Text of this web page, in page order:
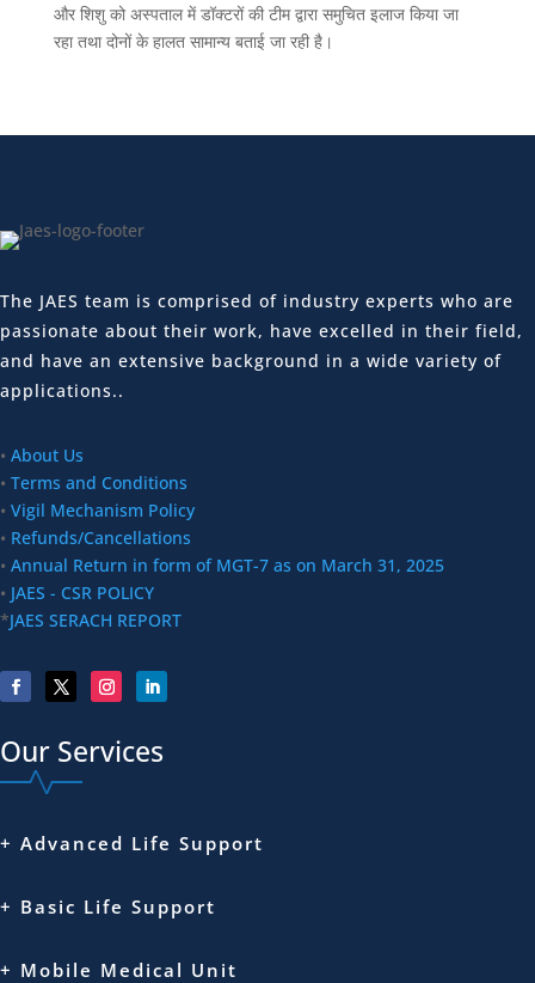
और शिशु को अस्पताल में डॉक्टरों की टीम द्वारा समुचित इलाज किया जा
रहा तथा दोनों के हालत सामान्य बताई जा रही है।
The JAES team is comprised of industry experts who are
passionate about their work, have excelled in their field,
and have an extensive background in a wide variety of
applications..
• About Us
• Terms and Conditions
• Vigil Mechanism Policy
• Refunds/Cancellations
• Annual Return in form of MGT-7 as on March 31, 2025
• JAES - CSR POLICY
*JAES SERACH REPORT
Our Services
+ Advanced Life Support
+ Basic Life Support
+ Mobile Medical Unit